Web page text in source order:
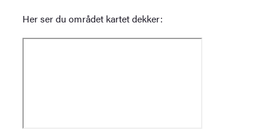
Her ser du området kartet dekker: